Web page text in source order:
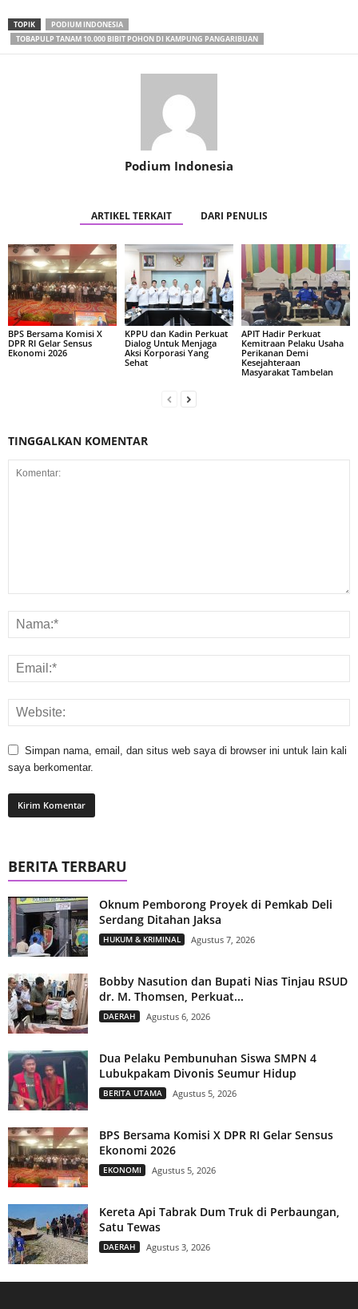
TOPIK
PODIUM INDONESIA
TOBAPULP TANAM 10.000 BIBIT POHON DI KAMPUNG PANGARIBUAN
Podium Indonesia
ARTIKEL TERKAIT DARI PENULIS
BPS Bersama Komisi X
DPR RI Gelar Sensus
Ekonomi 2026
KPPU dan Kadin Perkuat
Dialog Untuk Menjaga
Aksi Korporasi Yang
Sehat
APIT Hadir Perkuat
Kemitraan Pelaku Usaha
Perikanan Demi
Kesejahteraan
Masyarakat Tambelan
TINGGALKAN KOMENTAR
Simpan nama, email, dan situs web saya di browser ini untuk lain kali
saya berkomentar.
BERITA TERBARU
Oknum Pemborong Proyek di Pemkab Deli
Serdang Ditahan Jaksa
HUKUM & KRIMINAL Agustus 7, 2026
Bobby Nasution dan Bupati Nias Tinjau RSUD
dr. M. Thomsen, Perkuat...
DAERAH Agustus 6, 2026
Dua Pelaku Pembunuhan Siswa SMPN 4
Lubukpakam Divonis Seumur Hidup
BERITA UTAMA Agustus 5, 2026
BPS Bersama Komisi X DPR RI Gelar Sensus
Ekonomi 2026
EKONOMI Agustus 5, 2026
Kereta Api Tabrak Dum Truk di Perbaungan,
Satu Tewas
DAERAH Agustus 3, 2026